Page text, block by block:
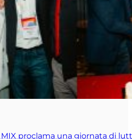
proclama una giornata di